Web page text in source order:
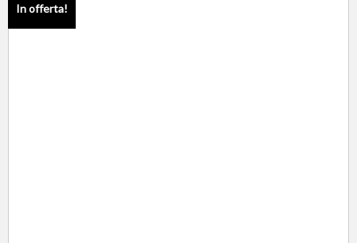
In offerta!